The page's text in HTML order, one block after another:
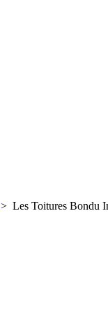
> Les Toitures Bondu